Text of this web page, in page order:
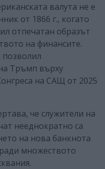
валута не е
от 1866 г., когато
отпечатан образът
на финансите.
Тръмп върху
на САЩ от 2025
че служители на
нееднократно са
на нова банкнота
множеството